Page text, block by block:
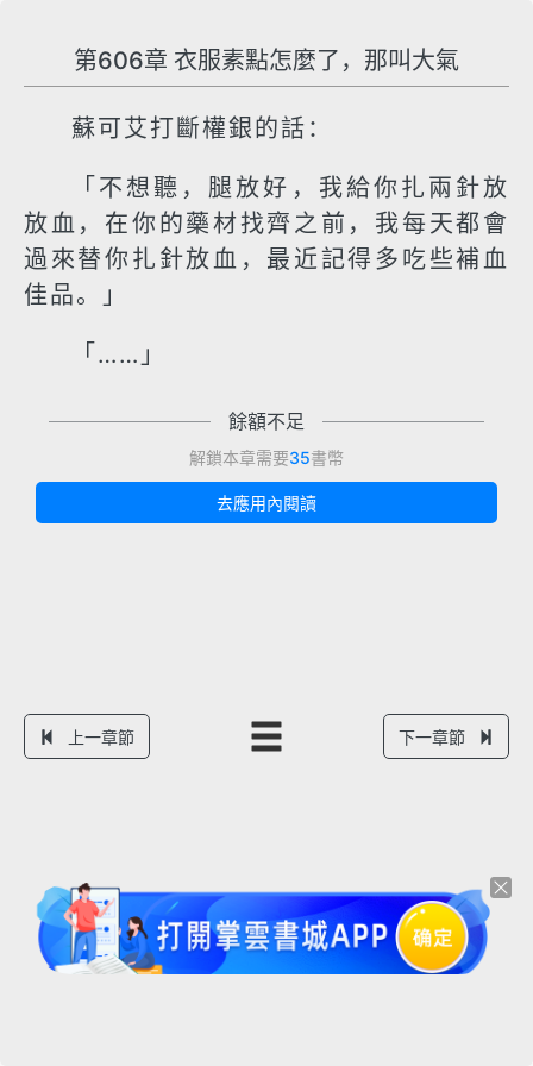
第606章 衣服素點怎麼了，那叫大氣
蘇可艾打斷權銀的話：
「不想聽，腿放好，我給你扎兩針放
放血，在你的藥材找齊之前，我每天都會
過來替你扎針放血，最近記得多吃些補血
佳品。」
「……」
餘額不足
解鎖本章需要35書幣
去應用內閱讀
上一章節 下一章節